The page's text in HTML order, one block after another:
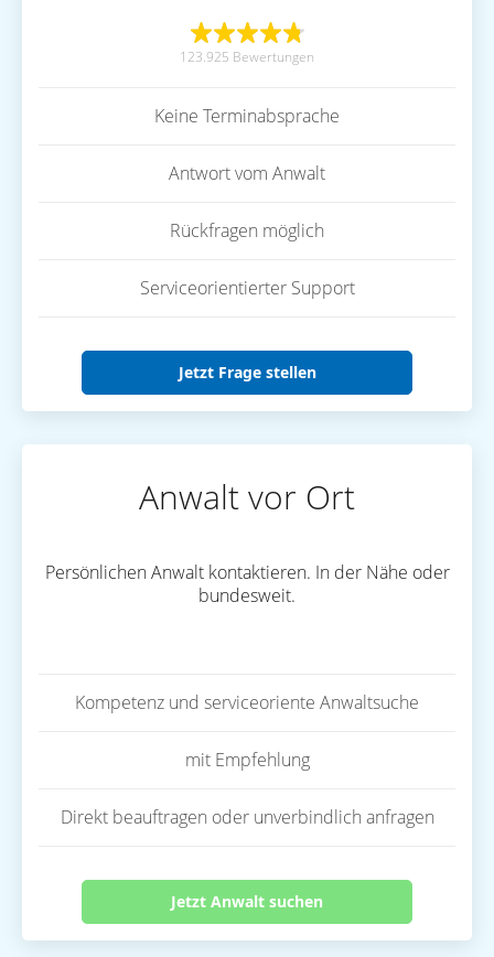
123.925 Bewertungen
Keine Terminabsprache
Antwort vom Anwalt
Rückfragen möglich
Serviceorientierter Support
Jetzt Frage stellen
Anwalt vor Ort
Persönlichen Anwalt kontaktieren. In der Nähe oder
bundesweit.
Kompetenz und serviceoriente Anwaltsuche
mit Empfehlung
Direkt beauftragen oder unverbindlich anfragen
Jetzt Anwalt suchen